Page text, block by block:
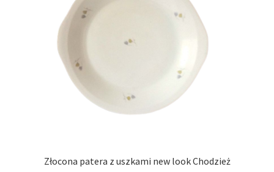
Złocona patera z uszkami new look Chodzież